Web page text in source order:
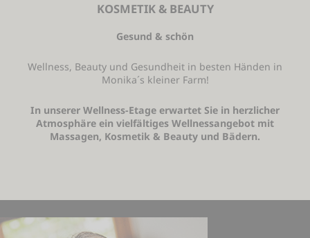
KOSMETIK & BEAUTY
Gesund & schön
Wellness, Beauty und Gesundheit in besten Händen in
Monika´s kleiner Farm!
In unserer Wellness-Etage erwartet Sie in herzlicher
Atmosphäre ein vielfältiges Wellnessangebot mit
Massagen, Kosmetik & Beauty und Bädern.